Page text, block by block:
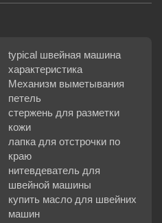
typical швейная машина
характеристика
Механизм выметывания
петель
стержень для разметки
кожи
лапка для отстрочки по
краю
нитевдеватель для
швейной машины
купить масло для швейних
машин